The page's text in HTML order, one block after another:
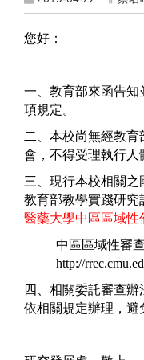
您好：
一
教育部來函告知
項規定。
二、本校尚無經教育
會，不得受理執行人
三、 現行本校相關之
教育部教學實踐研究
醫藥大學中區區域性
中區區域性審
http://
四、相關委託審查
依相關規定辦理，避